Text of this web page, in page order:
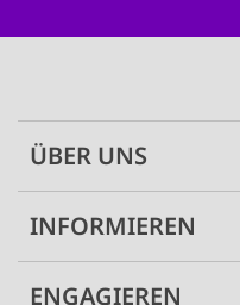
ÜBER UNS
INFORMIEREN
ENGAGIEREN